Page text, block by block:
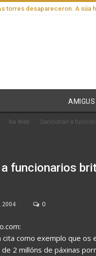
torres desapareceron. A súa
AMIGUS
Na Web Sancionan a
funcionarios
2004 0
cita como exemplo que
2 millóns de páxinas